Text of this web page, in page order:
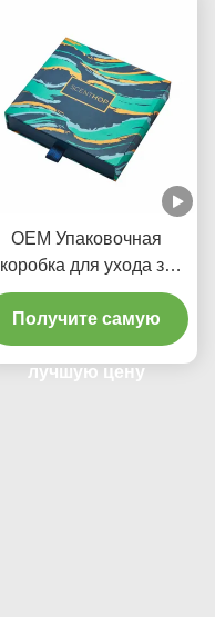
OEM Упаковочная
коробка для ухода за
кожей, красочная
выдвижная коробка,
тиснение фольгой
логотипа с вкладышем
Получите самую
лучшую цену